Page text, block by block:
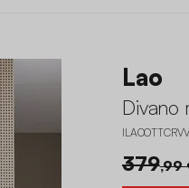
Lao
Divano
379,99